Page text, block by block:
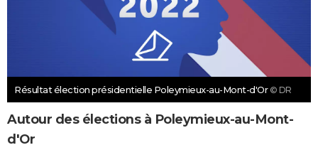
Résultat élection présidentielle Poleymieux-au-Mont-d'Or © DR
Autour des élections à Poleymieux-au-Mont-
d'Or